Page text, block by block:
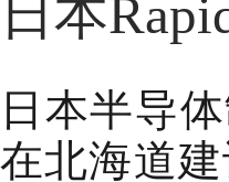
日本
日本半导
在北海道